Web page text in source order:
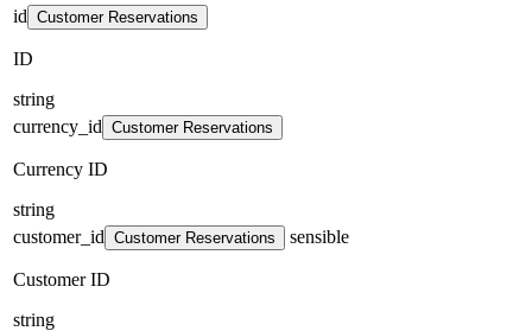
id Customer Reservations
ID
string
currency_id Customer Reservations
Currency ID
string
customer_id Customer Reservations sensible
Customer ID
string